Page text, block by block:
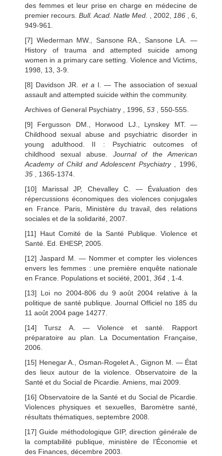
des femmes et leur prise en charge en médecine de
premier recours. Bull. Acad. Natle Med. , 2002, 186 , 6,
949-961.
[7] Wiederman MW., Sansone RA., Sansone LA. —
History of trauma and attempted suicide among
women in a primary care setting. Violence and Victims,
1998, 13, 3-9.
[8] Davidson JR. et a l. — The association of sexual
assault and attempted suicide within the community.
Archives of General Psychiatry , 1996, 53 , 550-555.
[9] Fergusson DM., Horwood LJ., Lynskey MT. —
Childhood sexual abuse and psychiatric disorder in
young adulthood. II : Psychiatric outcomes of
childhood sexual abuse. Journal of the American
Academy of Child and Adolescent Psychiatry, 1996,
35 , 1365-1374.
[10] Marissal JP, Chevalley C. — Évaluation des
répercussions économiques des violences conjugales
en France. Paris, Ministère du travail, des relations
sociales et de la solidarité, 2007.
[11] Haut Comité de la Santé Publique. Violence et
Santé. Ed. EHESP, 2005.
[12] Jaspard M. — Nommer et compter les violences
envers les femmes : une première enquête nationale
en France. Populations et société, 2001, 364 , 1-4.
[13] Loi no 2004-806 du 9 août 2004 relative à la
politique de santé publique. Journal Officiel no 185 du
11 août 2004 page 14277.
[14] Tursz A. — Violence et santé. Rapport
préparatoire au plan. La Documentation Française,
2006.
[15] Henegar A., Osman-Rogelet A., Gignon M. — État
des lieux autour de la violence. Observatoire de la
Santé et du Social de Picardie. Amiens, mai 2009.
[16] Observatoire de la Santé et du Social de Picardie.
Violences physiques et sexuelles, Baromètre santé,
résultats thématiques, septembre 2008.
[17] Guide méthodologique GIP, direction générale de
la comptabilité publique, ministère de l’Économie et
des Finances, décembre 2003.